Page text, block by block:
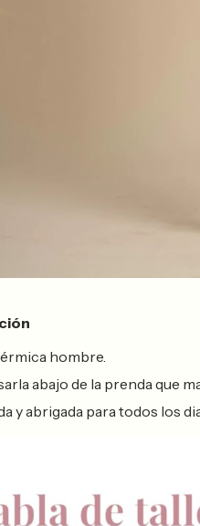
hombre.
abajo de la prenda que
y abrigada para todos los